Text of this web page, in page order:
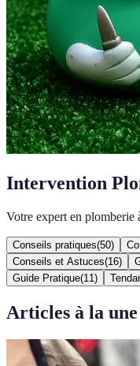
Intervention
Votre expert en plomberie
Conseils pratiques(50)
Conseils et Astuces(16)
Guide Pratique(11 )
Articles à la une